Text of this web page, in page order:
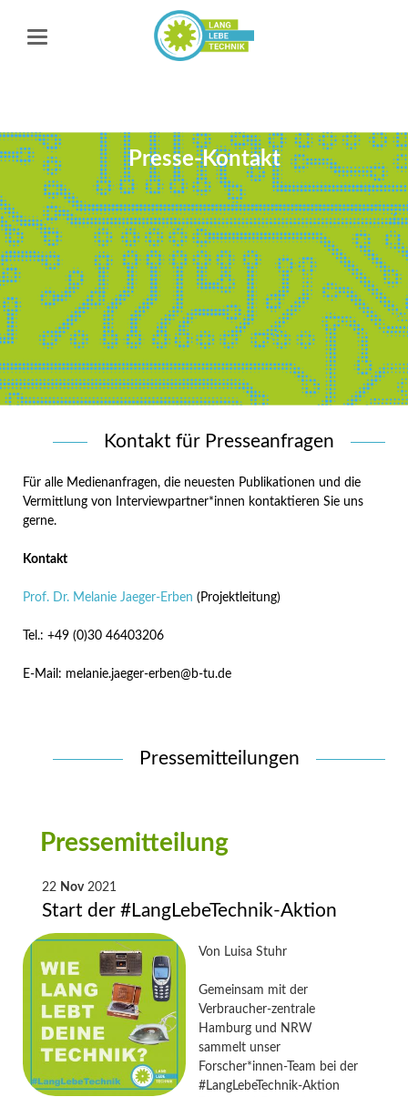
Presse-Kontakt
Kontakt für Presseanfragen
Für alle Medienanfragen, die neuesten Publikationen und die
Vermittlung von Interviewpartner*innen kontaktieren Sie uns
gerne.
Kontakt
Prof. Dr. Melanie Jaeger-Erben (Projektleitung)
Tel.: +49 (0)30 46403206
E-Mail: melanie.jaeger-erben@b-tu.de
Pressemitteilungen
Pressemitteilung
22 Nov2021
Start der #LangLebeTechnik-Aktion
Von Luisa Stuhr
Gemeinsam mit der
Verbraucher-zentrale
Hamburg und NRW
sammelt unser
Forscher*innen-Team bei der
#LangLebeTechnik-Aktion